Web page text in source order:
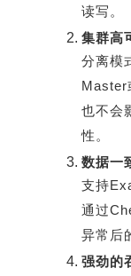
读写。
集群高
分离模
Master
也不会
性。
数据一
支持
通过
异常后
强劲的